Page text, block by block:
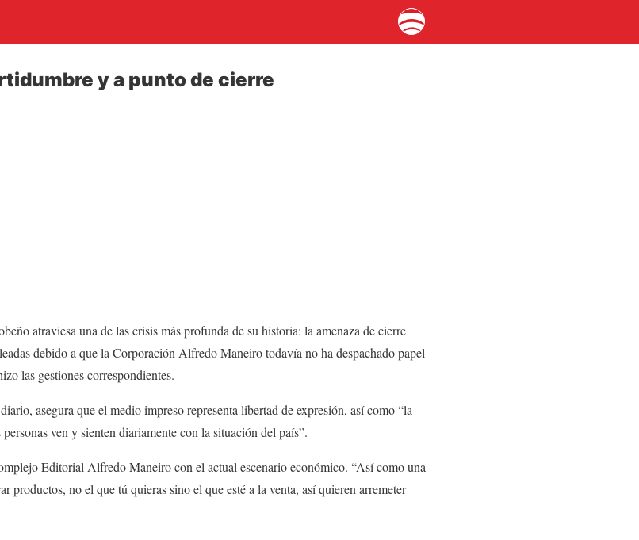
y a punto de cierre
atraviesa una de las crisis más profunda de su historia: la amenaza de cierre
debido a que la Corporación Alfredo Maneiro todavía no ha despachado papel
las gestiones correspondientes.
asegura que el medio impreso representa libertad de expresión, así como “la
ven y sienten diariamente con la situación del país”.
Editorial Alfredo Maneiro con el actual escenario económico. “Así como una
productos, no el que tú quieras sino el que esté a la venta, así quieren arremeter